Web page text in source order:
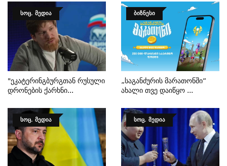
ᲡᲝᲪ. ᲛᲔᲓᲘᲐ
"ეკატერინგბურგთან Რუსული
Დრონების Ქარხნი...
ᲑᲘᲖᲜᲔᲡᲘ
„საგანძურის Მარათონში“
Ახალი Თვე Დაიწყო ...
ᲡᲝᲪ. ᲛᲔᲓᲘᲐ ᲡᲝᲪ. ᲛᲔᲓᲘᲐ